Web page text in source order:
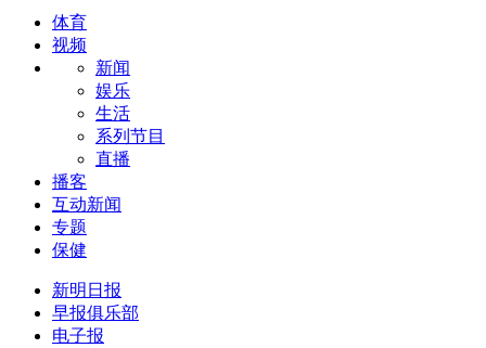
体育
视频
新闻
娱乐
生活
系列节目
直播
播客
互动新闻
专题
保健
新明日报
早报俱乐部
电子报